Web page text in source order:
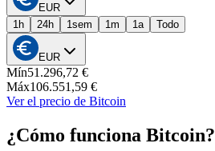
EUR
1h
24h 1sem 1m 1a Todo
EUR
Mín51.296,72 €
Máx106.551,59 €
Ver el precio de Bitcoin
¿Cómo funciona Bitcoin?